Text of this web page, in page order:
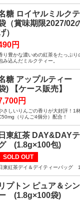
糖 ロイヤルミルク
（賞味期限2027/02
）
円
り豊かな濃いめの紅茶をたっぷり
み込んだミルクティー。
糖 アップルティー
) 【ケース販売】
円
さしいりんごの香りが大好評！1
（りんご4個分）配合！
日東紅茶 DAY&DAY
(1.8g×100包)
SOLD OUT
東紅茶デイ＆デイティーバッグ
リプトン ピュア＆シ
(1.8g×100袋)